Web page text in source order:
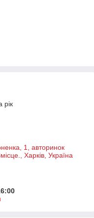
рік
1, авторинок
Харків, Україна